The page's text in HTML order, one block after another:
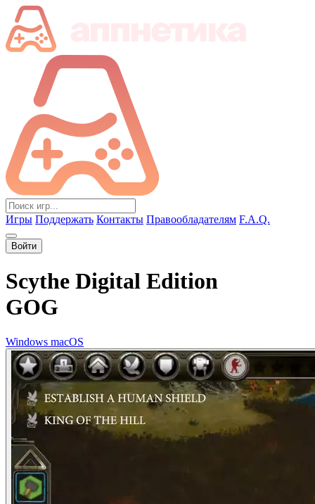
Игры Поддержать Контакты Правообладателям F.A.Q.
Войти
Scythe Digital Edition
GOG
Windows macOS